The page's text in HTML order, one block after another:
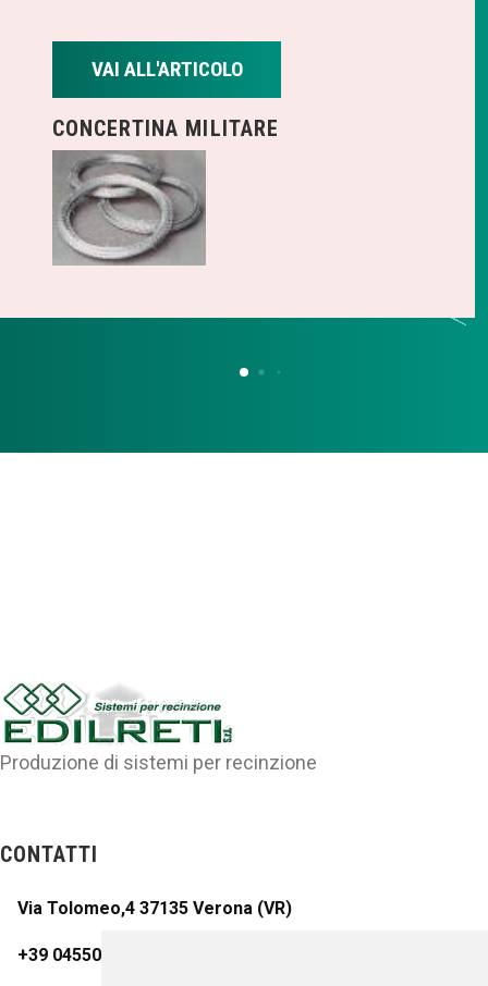
VAI ALL'ARTICOLO
CONCERTINA MILITARE
Produzione di sistemi per recinzione
CONTATTI
Via Tolomeo,4 37135 Verona (VR)
+39 045509470